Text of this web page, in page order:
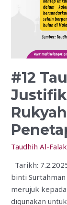
#12
Taudhih Al-Falak
Tarikh:
binti
merujuk
digunakan
Penetapan